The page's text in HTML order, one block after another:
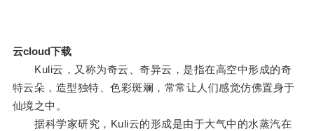
云cloud下载
Kuli云，又称为奇云、奇异云，是指在高空中形成的奇
特云朵，造型独特、色彩斑斓，常常让人们感觉仿佛置身于
仙境之中。
据科学家研究，Kuli云的形成是由于大气中的水蒸汽在